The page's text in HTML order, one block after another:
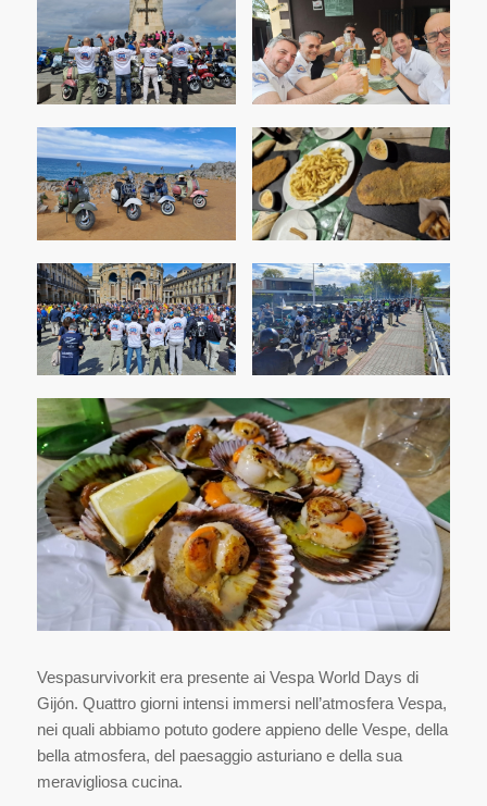
Vespasurvivorkit era presente ai Vespa World Days di
Gijón. Quattro giorni intensi immersi nell’atmosfera Vespa,
nei quali abbiamo potuto godere appieno delle Vespe, della
bella atmosfera, del paesaggio asturiano e della sua
meravigliosa cucina.